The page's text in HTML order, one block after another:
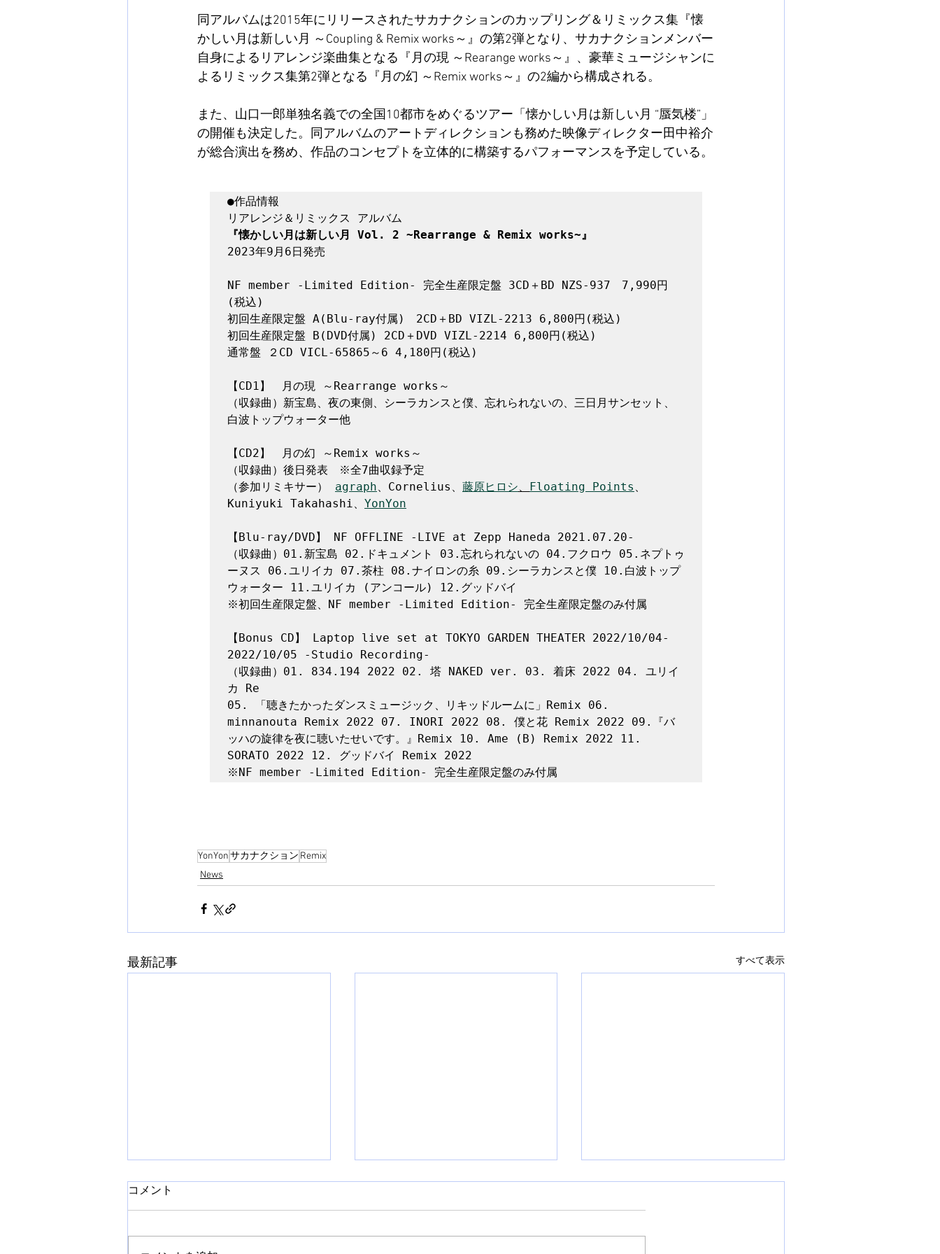
同アルバムは2015年にリリースされたサカナクションのカップリング＆リミックス集『懐
かしい月は新しい月 ～Coupling & Remix works～』の第2弾となり、サカナクションメンバー
自身によるリアレンジ楽曲集となる『月の現 ～Rearange works～』、豪華ミュージシャンに
よるリミックス集第2弾となる『月の幻 ～Remix works～』の2編から構成される。
また、山口一郎単独名義での全国10都市をめぐるツアー「懐かしい月は新しい月 “蜃気楼”」
の開催も決定した。同アルバムのアートディレクションも務めた映像ディレクター田中裕介
が総合演出を務め、作品のコンセプトを立体的に構築するパフォーマンスを予定している。
●作品情報
『懐かしい月は新しい月 Vol. 2 ~Rearrange & Remix works~』
2023年9月6日発売
NF member -Limited Edition- 完全生産限定盤 3CD＋BD NZS-937　7,990円
(税込)
初回生産限定盤 A(Blu-ray付属)　2CD＋BD VIZL-2213 6,800円(税込)
初回生産限定盤 B(DVD付属) 2CD＋DVD VIZL-2214 6,800円(税込)
通常盤 ２CD VICL-65865～6 4,180円(税込)
【CD1】　月の現 ～Rearrange works～
（収録曲）新宝島、夜の東側、シーラカンスと僕、忘れられないの、三日月サンセット、
白波トップウォーター他
【CD2】　月の幻 ～Remix works～
（収録曲）後日発表　※全7曲収録予定
（参加リミキサー） agraph 、Cornelius、 藤原ヒロシ Floating Points
Kuniyuki Takahashi、 YonYon
【Blu-ray/DVD】 NF OFFLINE -LIVE at Zepp Haneda 2021.07.20-
（収録曲）01.新宝島 02.ドキュメント 03.忘れられないの 04.フクロウ 05.ネプトゥ
ーヌス 06.ユリイカ 07.茶柱 08.ナイロンの糸 09.シーラカンスと僕 10.白波トップ
ウォーター 11.ユリイカ (アンコール) 12.グッドバイ
※初回生産限定盤、NF member -Limited Edition- 完全生産限定盤のみ付属
【Bonus CD】 Laptop live set at TOKYO GARDEN THEATER 2022/10/04-
2022/10/05 -Studio Recording-
（収録曲）01. 834.194 2022 02. 塔 NAKED ver. 03. 着床 2022 04. ユリイ
カ Re
05. 「聴きたかったダンスミュージック、リキッドルームに」Remix 06.
minnanouta Remix 2022 07. INORI 2022 08. 僕と花 Remix 2022 09.『バ
ッハの旋律を夜に聴いたせいです。』Remix 10. Ame (B) Remix 2022 11.
SORATO 2022 12. グッドバイ Remix 2022
YonYonサカナクション Remix
News
最新記事 すべて表示
コメント